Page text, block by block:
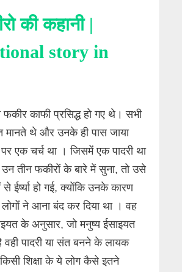
की कहानी |
story in
काफी प्रसिद्ध हो गए थे। सभी
मानते थे और उनके ही पास जाया
एक चर्च था । जिसमें एक पादरी था
उन तीन फकीरों के बारे में सुना, तो उसे
ईर्ष्या हो गई, क्योंकि उनके कारण
लोगों ने आना बंद कर दिया था । वह
के अनुसार, जो मनुष्य ईसाइयत
वही पादरी या संत बनने के लायक
किसी शिक्षा के ये लोग कैसे इतने